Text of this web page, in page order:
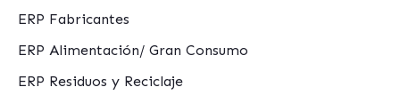
ERP Fabricantes
ERP Alimentación/ Gran Consumo
ERP Residuos y Reciclaje